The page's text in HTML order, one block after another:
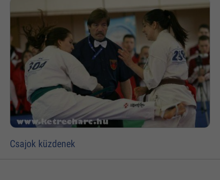
Csajok küzdenek